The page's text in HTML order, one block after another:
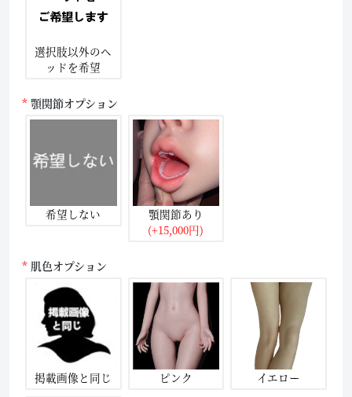
選択肢以外のヘ
ッドを希望
顎関節オプション
希望しない
顎関節あり
(+15,000円)
肌色オプション
掲載画像と同じ ピンク イエロー